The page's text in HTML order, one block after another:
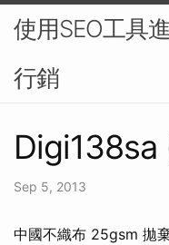
使用SEO工具
行銷
Sep 5, 2013
中國不織布 25gsm 拋